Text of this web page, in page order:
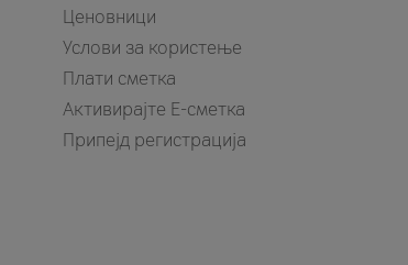
Ценовници
Услови за користење
Плати сметка
Активирајте Е-сметка
Припејд регистрација